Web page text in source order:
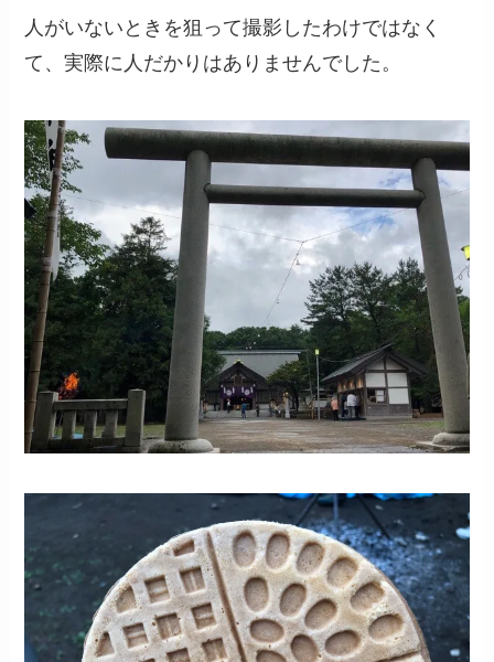
人がいないときを狙って撮影したわけではなく
て、実際に人だかりはありませんでした。